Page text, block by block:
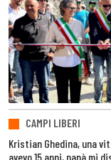
CAMPI LIBERI
Kristian Ghedina, una
avevo 15 anni, papà mi